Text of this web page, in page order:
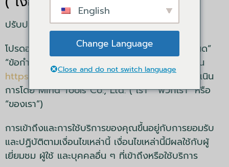
ปรับปรุงล่าสุด : 23 ตุลาคม 2563
โปรดอ่านข้อกำหนดในการให้บริการเหล่านี้ (“ข้อกำหนด”
“ข้อกำหนดในการให้บริการ”) อย่างละเอียดก่อนใช้งาน
https://mindtools.co.th/เว็บไซต์ (“บริการ”) ดำเนิน
การโดย Mind Tools Co., Ltd. (“เรา” “พวกเรา” หรือ
“ของเรา”)
การเข้าถึงและการใช้บริการของคุณขึ้นอยู่กับการยอมรับ
และปฏิบัติตามเงื่อนไขเหล่านี้ เงื่อนไขเหล่านี้มีผลใช้กับผู้
เยี่ยมชม ผู้ใช้ และบุคคลอื่น ๆ ที่เข้าถึงหรือใช้บริการ
English
Change Language
Close and do not switch language